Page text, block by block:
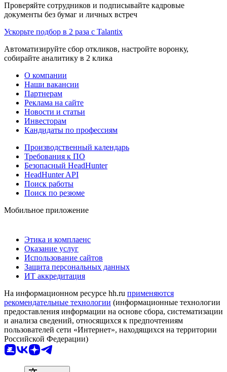
Проверяйте сотрудников и подписывайте кадровые
документы без бумаг и личных встреч
Ускорьте подбор в 2 раза с Talantix
Автоматизируйте сбор откликов, настройте воронку,
собирайте аналитику в 2 клика
О компании
Наши вакансии
Партнерам
Реклама на сайте
Новости и статьи
Инвесторам
Кандидаты по профессиям
Производственный календарь
Требования к ПО
Безопасный HeadHunter
HeadHunter API
Поиск работы
Поиск по резюме
Мобильное приложение
Этика и комплаенс
Оказание услуг
Использование сайтов
Защита персональных данных
ИТ аккредитация
На информационном ресурсе hh.ru применяются
рекомендательные технологии (информационные технологии
предоставления информации на основе сбора, систематизации
и анализа сведений, относящихся к предпочтениям
пользователей сети «Интернет», находящихся на территории
Российской Федерации)